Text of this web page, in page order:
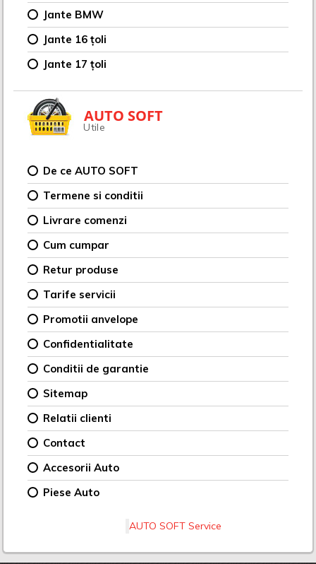
Jante BMW
Jante 16 țoli
Jante 17 țoli
AUTO SOFT
Utile
De ce AUTO SOFT
Termene si conditii
Livrare comenzi
Cum cumpar
Retur produse
Tarife servicii
Promotii anvelope
Confidentialitate
Conditii de garantie
Sitemap
Relatii clienti
Contact
Accesorii Auto
Piese Auto
AUTO SOFT Service